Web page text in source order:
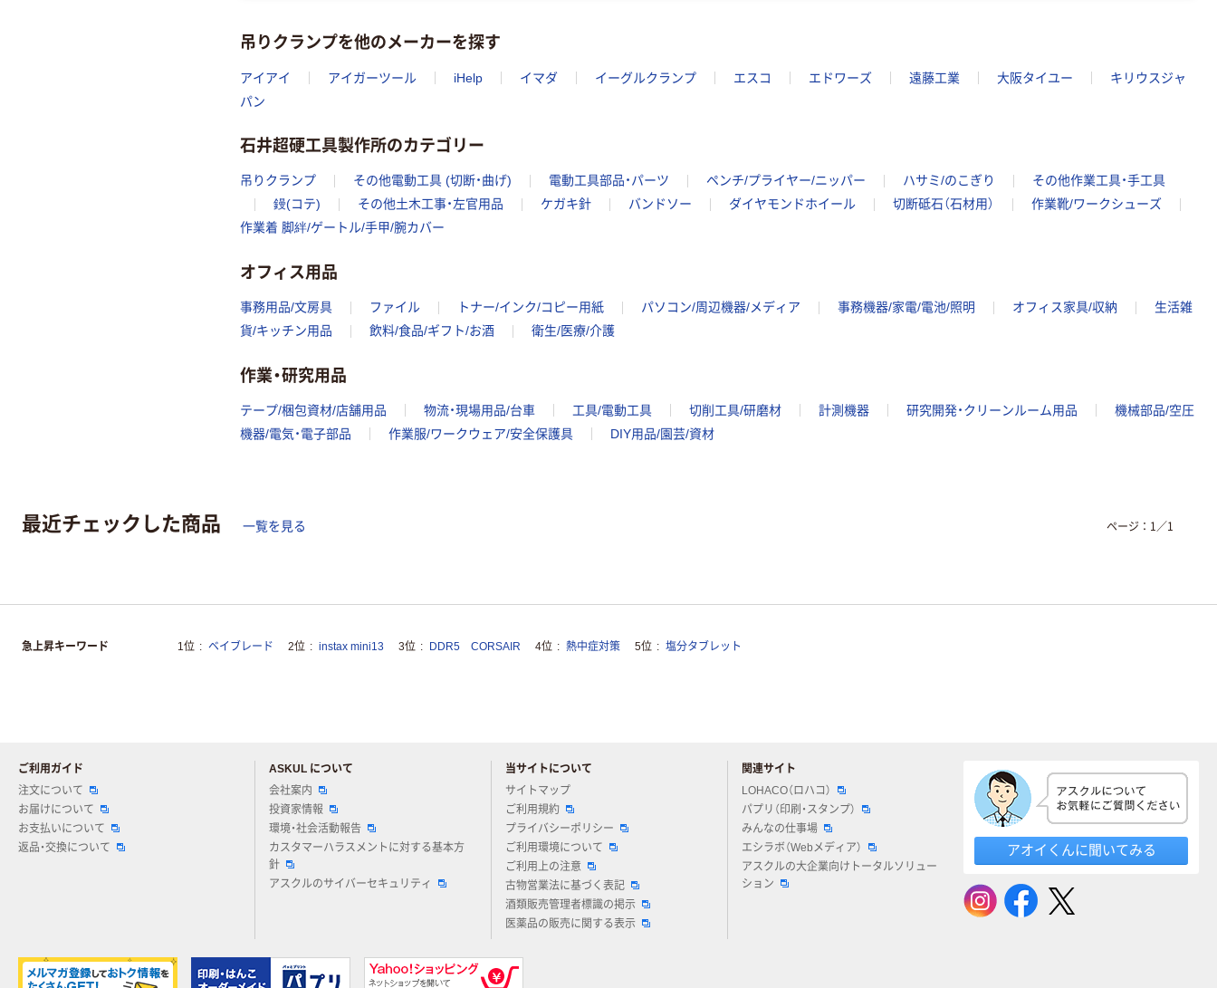
吊りクランプを他のメーカーを探す
アイアイ アイガーツール iHelp イマダ イーグルクランプ エスコ エドワーズ 遠藤工業 大阪タイユー
キリウスジャ
パン
石井超硬工具製作所のカテゴリー
吊りクランプ その他電動工具 (切断・曲げ) 電動工具部品・パーツ ペンチ/プライヤー/ニッパー ハサミ/のこぎり
その他作業工具・手工具
鏝(コテ)
その他土木工事・左官用品 ケガキ針 バンドソー ダイヤモンドホイール 切断砥石（石材用）
作業靴/ワークシューズ
作業着 脚絆/ゲートル/手甲/腕カバー
オフィス用品
事務用品/文房具 ファイル トナー/インク/コピー用紙 パソコン/周辺機器/メディア 事務機器/家電/電池/照明 オフィス家具/収納
生活雑
貨/キッチン用品
飲料/食品/ギフト/お酒 衛生/医療/介護
作業・研究用品
テープ/梱包資材/店舗用品 物流・現場用品/台車 工具/電動工具 切削工具/研磨材 計測機器 研究開発・クリーンルーム用品
機械部品/空圧
機器/電気・電子部品
作業服/ワークウェア/安全保護具 DIY用品/園芸/資材
最近チェックした商品 一覧を見る ページ： 1 ／1
急上昇キーワード 1位 ベイブレード 2位 instax mini13 3位 DDR5 CORSAIR 4位 熱中症対策 5位 塩分タブレット
ご利用ガイド
注文について
お届けについて
お支払いについて
返品・交換について
ASKUL について
会社案内
投資家情報
環境・社会活動報告
カスタマーハラスメントに対する基本方
針
アスクルのサイバーセキュリティ
当サイトについて
サイトマップ
ご利用規約
プライバシーポリシー
ご利用環境について
ご利用上の注意
古物営業法に基づく表記
酒類販売管理者標識の掲示
医薬品の販売に関する表示
関連サイト
LOHACO（ロハコ）
パプリ（印刷・スタンプ）
みんなの仕事場
エシラボ（Webメディア）
アスクルの大企業向けトータルソリュー
ション
アオイくんに聞いてみる